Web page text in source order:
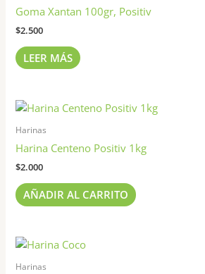
Goma Xantan 100gr, Positiv
$2.500
LEER MÁS
Harinas
Harina Centeno Positiv 1kg
$2.000
AÑADIR AL CARRITO
Harinas
Rango